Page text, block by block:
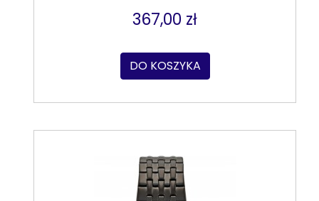
367,00 zł
DO KOSZYKA